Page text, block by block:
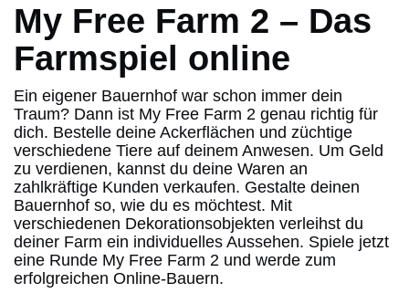
My Free Farm 2 – Das
Farmspiel online
Ein eigener Bauernhof war schon immer dein
Traum? Dann ist My Free Farm 2 genau richtig für
dich. Bestelle deine Ackerflächen und züchtige
verschiedene Tiere auf deinem Anwesen. Um Geld
zu verdienen, kannst du deine Waren an
zahlkräftige Kunden verkaufen. Gestalte deinen
Bauernhof so, wie du es möchtest. Mit
verschiedenen Dekorationsobjekten verleihst du
deiner Farm ein individuelles Aussehen. Spiele jetzt
eine Runde My Free Farm 2 und werde zum
erfolgreichen Online-Bauern.